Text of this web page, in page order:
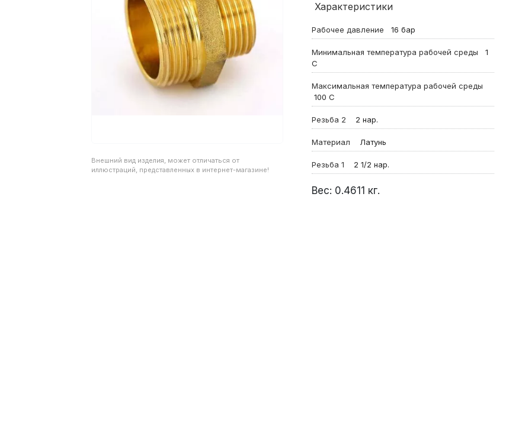
Внешний вид изделия, может отличаться от
иллюстраций, представленных в интернет-магазине!
Характеристики
Рабочее давление 16 бар
Минимальная температура рабочей среды
1
С
Максимальная температура рабочей среды
100 С
Резьба 2 2 нар.
Материал Латунь
Резьба 1 2 1/2 нар.
Вес: 0.4611 кг.